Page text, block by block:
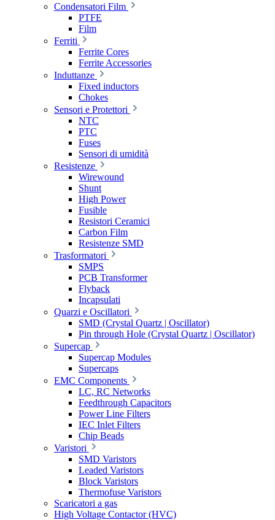
Condensatori Film
PTFE
Film
Ferriti
Ferrite Cores
Ferrite Accessories
Induttanze
Fixed inductors
Chokes
Sensori e Protettori
NTC
PTC
Fuses
Sensori di umidità
Resistenze
Wirewound
Shunt
High Power
Fusible
Resistori Ceramici
Carbon Film
Resistenze SMD
Trasformatori
SMPS
PCB Transformer
Flyback
Incapsulati
Quarzi e Oscillatori
SMD (Crystal Quartz | Oscillator)
Pin through Hole (Crystal Quartz | Oscillator)
Supercap
Supercap Modules
Supercaps
EMC Components
LC, RC Networks
Feedthrough Capacitors
Power Line Filters
IEC Inlet Filters
Chip Beads
Varistori
SMD Varistors
Leaded Varistors
Block Varistors
Thermofuse Varistors
Scaricatori a gas
High Voltage Contactor (HVC)